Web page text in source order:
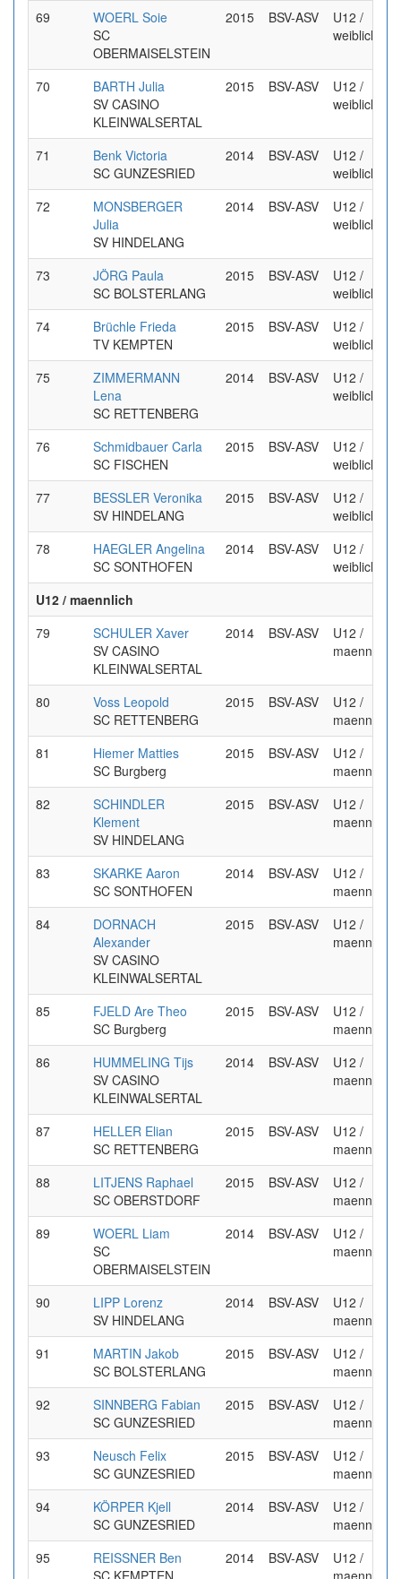
69
WOERL Soie
SC
OBERMAISELSTEIN
2015 BSV-ASV
U12 /
weiblich
70
BARTH Julia
SV CASINO
KLEINWALSERTAL
2015 BSV-ASV
U12 /
weiblich
71
Benk Victoria
SC GUNZESRIED
2014 BSV-ASV
U12 /
weiblich
72
MONSBERGER
Julia
SV HINDELANG
2014 BSV-ASV
U12 /
weiblich
73
JÖRG Paula
SC BOLSTERLANG
2015 BSV-ASV
U12 /
weiblich
74
Brüchle Frieda
TV KEMPTEN
2015 BSV-ASV
U12 /
weiblich
75
ZIMMERMANN
Lena
SC RETTENBERG
2014 BSV-ASV
U12 /
weiblich
76
Schmidbauer Carla
SC FISCHEN
2015 BSV-ASV
U12 /
weiblich
77
BESSLER Veronika
SV HINDELANG
2015 BSV-ASV
U12 /
weiblich
78
HAEGLER Angelina
SC SONTHOFEN
2014 BSV-ASV
U12 /
weiblich
U12 / maennlich
79
SCHULER Xaver
SV CASINO
KLEINWALSERTAL
2014 BSV-ASV
U12 /
maennlich
80
Voss Leopold
SC RETTENBERG
2015 BSV-ASV
U12 /
maennlich
81
Hiemer Matties
SC Burgberg
2015 BSV-ASV
U12 /
maennlich
82
SCHINDLER
Klement
SV HINDELANG
2015 BSV-ASV
U12 /
maennlich
83
SKARKE Aaron
SC SONTHOFEN
2014 BSV-ASV
U12 /
maennlich
84
DORNACH
Alexander
SV CASINO
KLEINWALSERTAL
2015 BSV-ASV
U12 /
maennlich
85
FJELD Are Theo
SC Burgberg
2015 BSV-ASV
U12 /
maennlich
86
HUMMELING Tijs
SV CASINO
KLEINWALSERTAL
2014 BSV-ASV
U12 /
maennlich
87
HELLER Elian
SC RETTENBERG
2015 BSV-ASV
U12 /
maennlich
88
LITJENS Raphael
SC OBERSTDORF
2015 BSV-ASV
U12 /
maennlich
89
WOERL Liam
SC
OBERMAISELSTEIN
2014 BSV-ASV
U12 /
maennlich
90
LIPP Lorenz
SV HINDELANG
2014 BSV-ASV
U12 /
maennlich
91
MARTIN Jakob
SC BOLSTERLANG
2015 BSV-ASV
U12 /
maennlich
92
SINNBERG Fabian
SC GUNZESRIED
2015 BSV-ASV
U12 /
maennlich
93
Neusch Felix
SC GUNZESRIED
2015 BSV-ASV
U12 /
maennlich
94
KÖRPER Kjell
SC GUNZESRIED
2014 BSV-ASV
U12 /
maennlich
95
REISSNER Ben
2014 BSV-ASV
U12 /